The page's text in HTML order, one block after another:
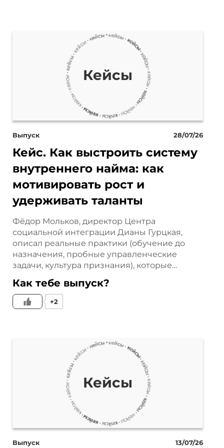
например, CPA-сети.
рекламодателей то,
Если человек
скачал
рекламодателя. В CPA
действие пользователя
в мобильном приложении.
пользователей.
работы стал менеджтенам.
Поэтому она позволяет
ограничиваются и
площадки собственной
Яндекс.
но у него есть
что у вас есть доступ к
и стоимость
Кейсы
Выпуск 28/07/26
Кейс. Как выстроить систему
внутреннего найма: как
мотивировать рост и
удерживать таланты
Фёдор Мольков, директор Центра
социальной интеграции Дианы Гурцкая,
описал реальные практики (обучение до
назначения, пробные управленческие
задачи, культура признания), которые…
Как тебе выпуск?
+2
Кейсы
Выпуск 13/07/26